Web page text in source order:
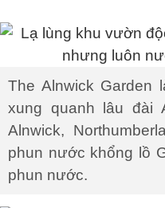
The Alnwick Garden
xung quanh lâu đài
Alnwick,
phun nước khổng lồ
phun nước.